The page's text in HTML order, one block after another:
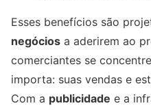
Esses benefícios são
negócios a aderirem ao
comerciantes se
importa: suas vendas e
Com a publicidade e a